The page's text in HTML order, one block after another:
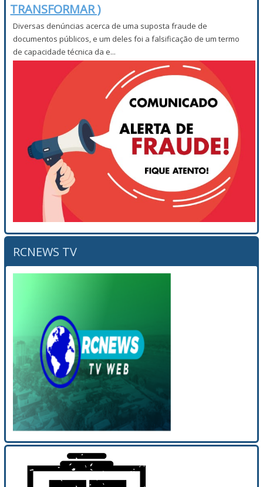
TRANSFORMAR )
Diversas denúncias acerca de uma suposta fraude de
documentos públicos, e um deles foi a falsificação de um termo
de capacidade técnica da e...
RCNEWS TV